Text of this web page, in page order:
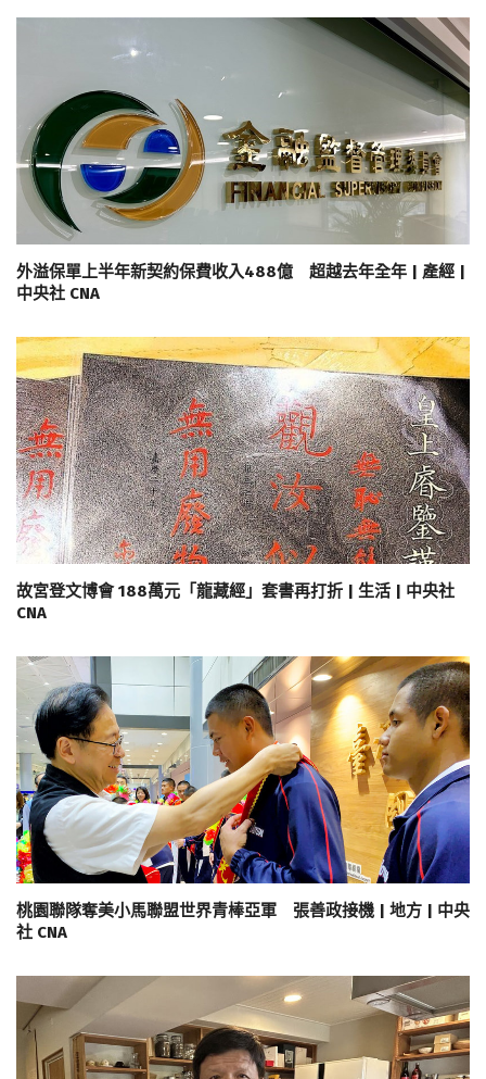
外溢保單上半年新契約保費收入488億 超越去年全年 | 產經 |
中央社 CNA
故宮登文博會 188萬元「龍藏經」套書再打折 | 生活 | 中央社
CNA
桃園聯隊奪美小馬聯盟世界青棒亞軍 張善政接機 | 地方 | 中央
社 CNA